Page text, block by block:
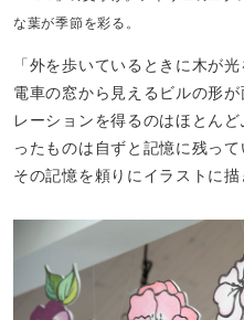
な葉が季節を彩る。
「外を歩いているときに木が
電車の窓から見えるビルの形
レーションを得るのはほとん
ったものは自ずと記憶に残っ
その記憶を頼りにイラストに描